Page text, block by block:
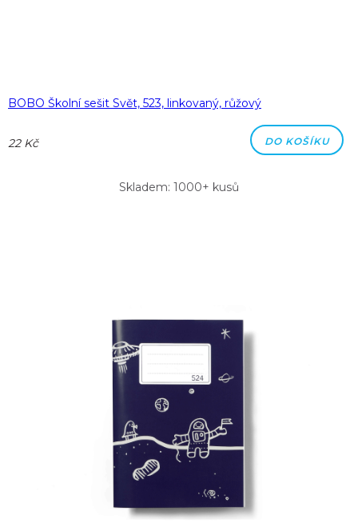
BOBO Školní sešit Svět, 523, linkovaný, růžový
22 Kč DO KOŠÍKU
Skladem: 1000+ kusů